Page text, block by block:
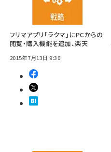
フリマアプリ「ラクマ」にPCからの
閲覧・購入機能を追加、楽天
2015年7月13日 9:30